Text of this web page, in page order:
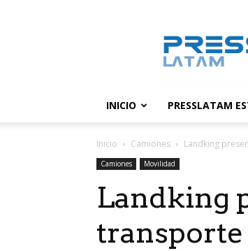
noticias
INICIO PRESSLATAM
Inicio Camiones Landking
Camiones Movilidad
Landking